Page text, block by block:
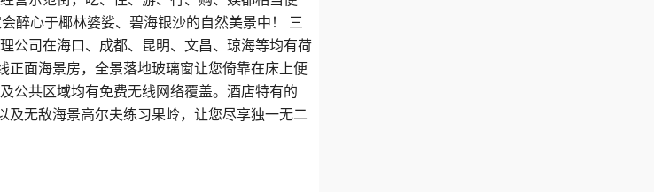
醉心于椰林婆娑、碧海银沙的自然美景中！ 三
公司在海口、成都、昆明、文昌、琼海等均有荷
面海景房，全景落地玻璃窗让您倚靠在床上便
公共区域均有免费无线网络覆盖。酒店特有的
无敌海景高尔夫练习果岭，让您尽享独一无二